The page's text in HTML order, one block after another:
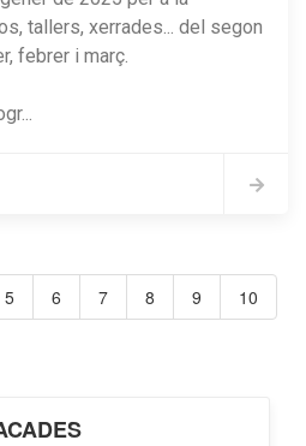
tallers, xerrades... del segon
febrer i març.
5 6 7 8 9 10